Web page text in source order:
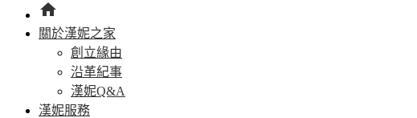
home
關於漢妮之家
創立緣由
沿革紀事
漢妮Q&A
漢妮服務